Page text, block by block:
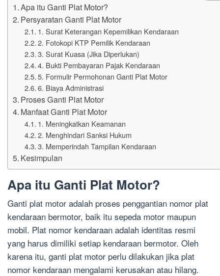
Apa itu Ganti Plat Motor?
Persyaratan Ganti Plat Motor
1. Surat Keterangan Kepemilikan Kendaraan
2. Fotokopi KTP Pemilik Kendaraan
3. Surat Kuasa (Jika Diperlukan)
4. Bukti Pembayaran Pajak Kendaraan
5. Formulir Permohonan Ganti Plat Motor
6. Biaya Administrasi
Proses Ganti Plat Motor
Manfaat Ganti Plat Motor
1. Meningkatkan Keamanan
2. Menghindari Sanksi Hukum
3. Memperindah Tampilan Kendaraan
Kesimpulan
Apa itu Ganti Plat Motor?
Ganti plat motor adalah proses penggantian nomor plat
kendaraan bermotor, baik itu sepeda motor maupun
mobil. Plat nomor kendaraan adalah identitas resmi
yang harus dimiliki setiap kendaraan bermotor. Oleh
karena itu, ganti plat motor perlu dilakukan jika plat
nomor kendaraan mengalami kerusakan atau hilang.